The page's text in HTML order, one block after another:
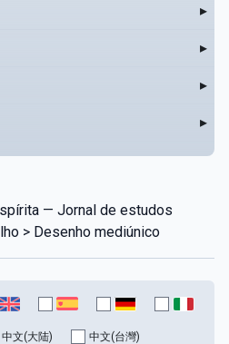
▸
▸
▸
▸
— Jornal de estudos
> Desenho mediúnico
中文(大陆) 中文(台灣)